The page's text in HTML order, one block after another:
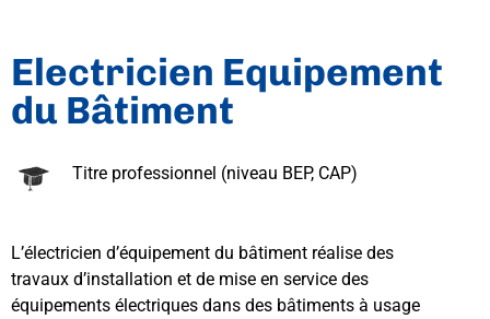
Electricien Equipement
du Bâtiment
Titre professionnel (niveau BEP, CAP)
L’électricien d’équipement du bâtiment réalise des
travaux d’installation et de mise en service des
équipements électriques dans des bâtiments à usage